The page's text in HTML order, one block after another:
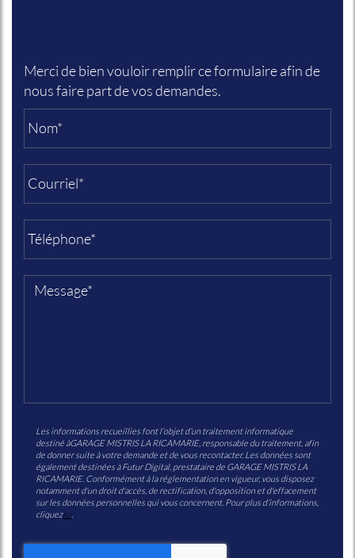
Merci de bien vouloir remplir ce formulaire afin de
nous faire part de vos demandes.
Les informations recueillies font l’objet d’un traitement informatique
destiné àGARAGE MISTRIS LA RICAMARIE, responsable du traitement, afin
de donner suite à votre demande et de vous recontacter. Les données sont
également destinées à Futur Digital, prestataire de GARAGE MISTRIS LA
RICAMARIE. Conformément à la réglementation en vigueur, vous disposez
notamment d'un droit d'accès, de rectification, d'opposition et d'effacement
sur les données personnelles qui vous concernent. Pour plus d’informations,
cliquezici.